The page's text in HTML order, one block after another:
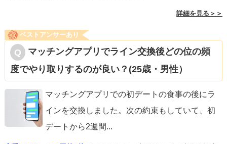
詳細を見る＞＞
ベストアンサーあり
マッチングアプリでライン交換後どの位の頻
度でやり取りするのが良い？(25歳・男性）
マッチングアプリでの初デートの食事の後にラ
インを交換しました。次の約束もしていて、初
デートから2週間...